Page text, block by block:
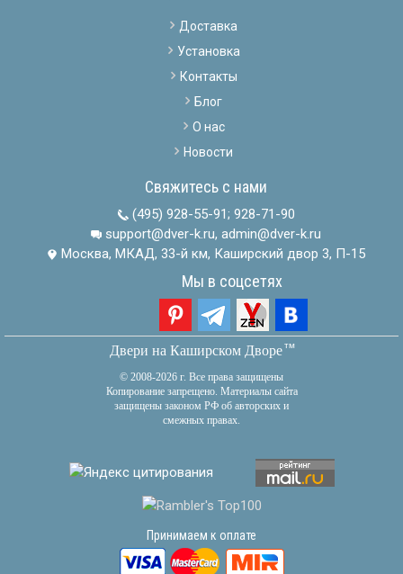
Доставка
Установка
Контакты
Блог
О нас
Новости
Свяжитесь с нами
(495) 928-55-91; 928-71-90
support@dver-k.ru, admin@dver-k.ru
Москва, МКАД, 33-й км, Каширский двор 3, П-15
Мы в соцсетях
Двери на Каширском Дворетм
© 2008-2026 г. Все права защищены
Копирование запрещено. Материалы сайта
защищены законом РФ об авторских и
смежных правах.
Принимаем к оплате